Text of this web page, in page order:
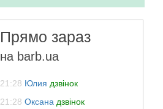
Прямо зараз
на barb.ua
21:28 Юлия дзвінок
21:28 Оксана дзвінок